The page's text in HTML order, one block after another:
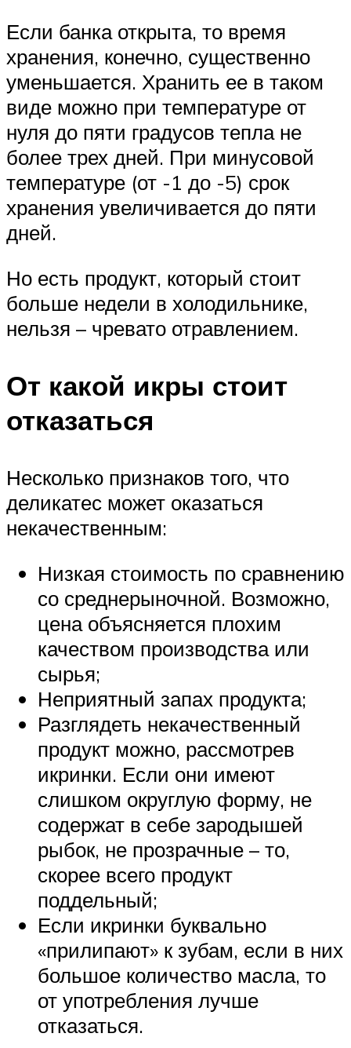
Если банка открыта, то время
хранения, конечно, существенно
уменьшается. Хранить ее в таком
виде можно при температуре от
нуля до пяти градусов тепла не
более трех дней. При минусовой
температуре (от -1 до -5) срок
хранения увеличивается до пяти
дней.
Но есть продукт, который стоит
больше недели в холодильнике,
нельзя – чревато отравлением.
От какой икры стоит
отказаться
Несколько признаков того, что
деликатес может оказаться
некачественным:
Низкая стоимость по сравнению
со среднерыночной. Возможно,
цена объясняется плохим
качеством производства или
сырья;
Неприятный запах продукта;
Разглядеть некачественный
продукт можно, рассмотрев
икринки. Если они имеют
слишком округлую форму, не
содержат в себе зародышей
рыбок, не прозрачные – то,
скорее всего продукт
поддельный;
Если икринки буквально
«прилипают» к зубам, если в них
большое количество масла, то
от употребления лучше
отказаться.